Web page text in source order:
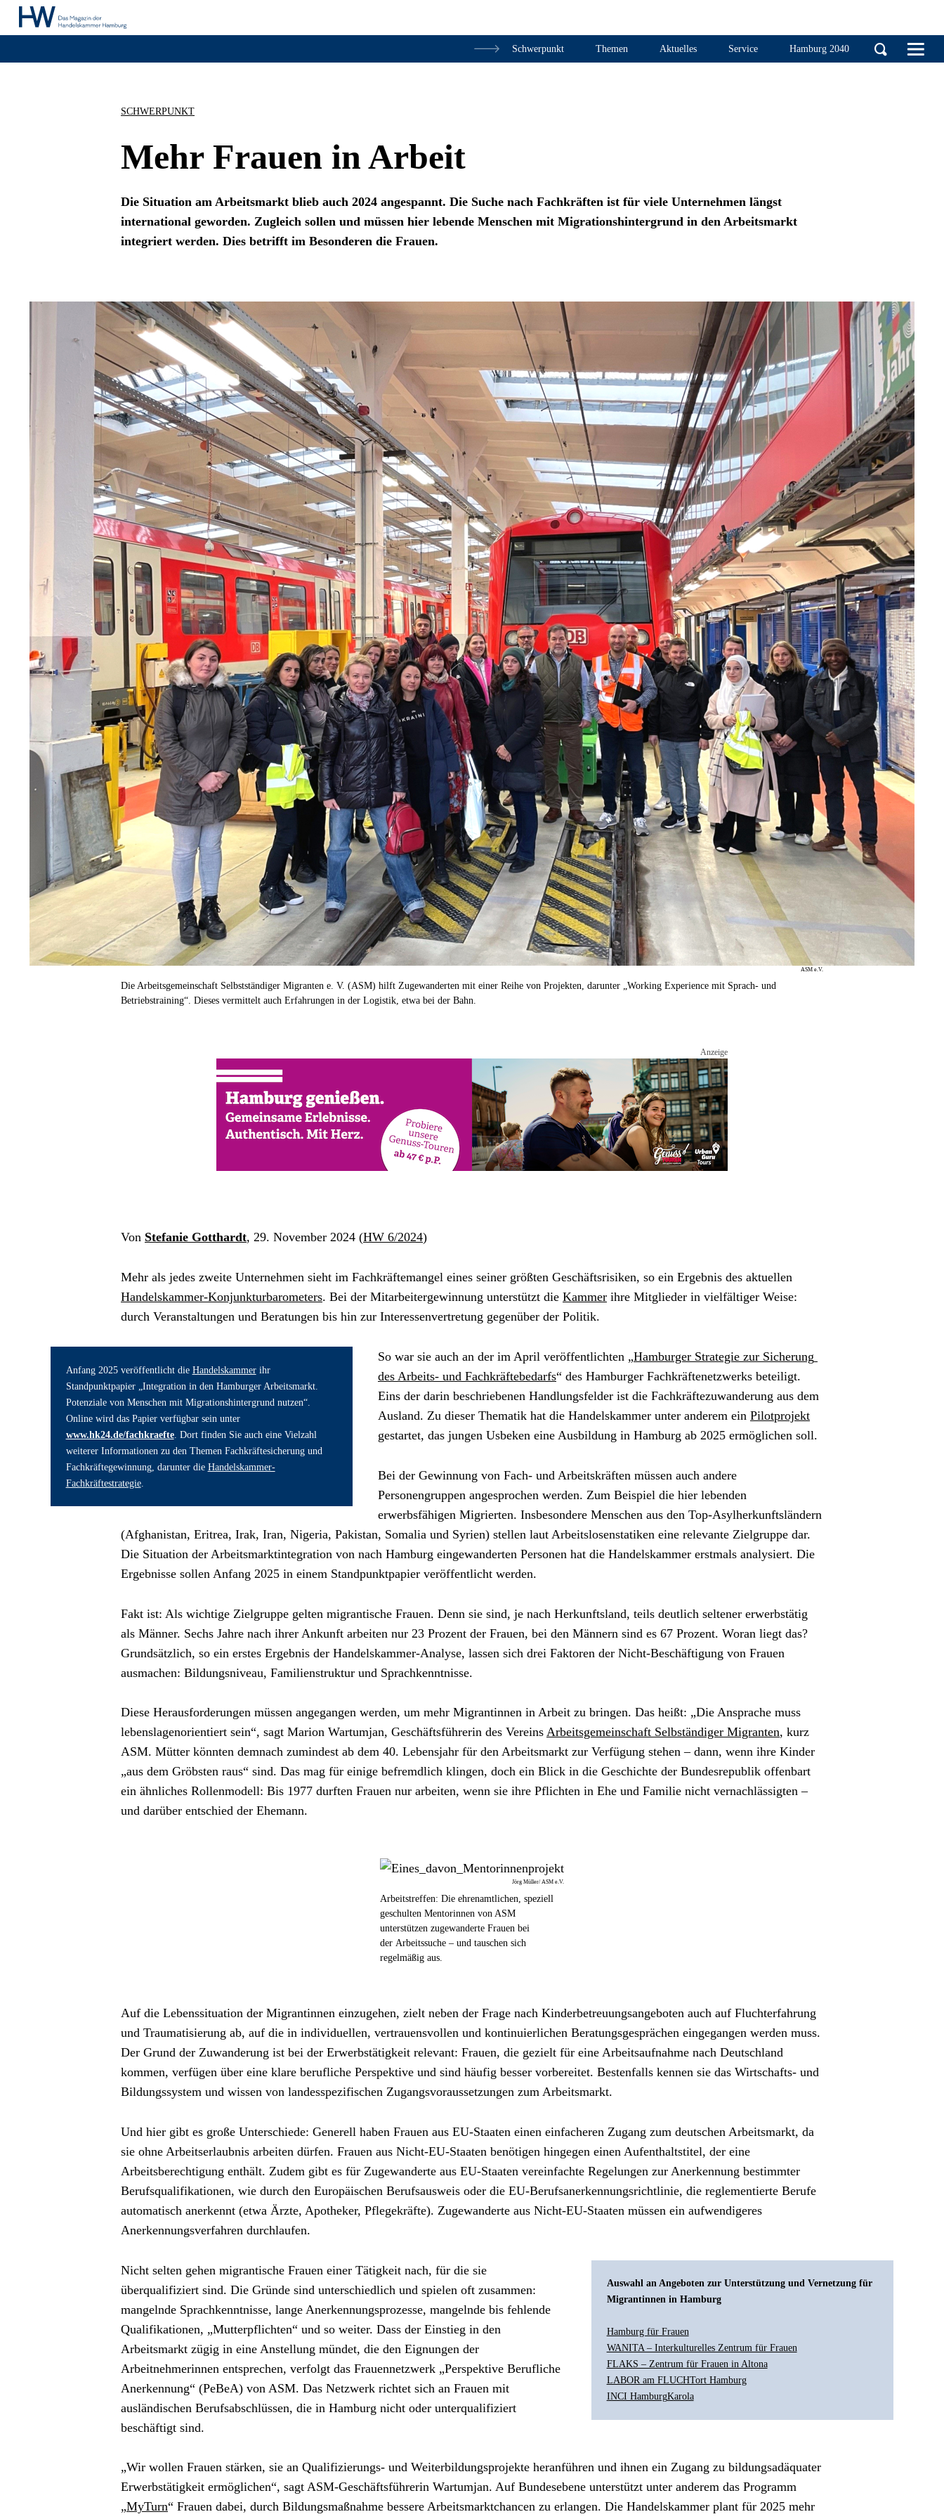
Handelskammer
Schwerpunkt Themen Aktuelles Service Hamburg 2040
SCHWERPUNKT
Mehr Frauen in Arbeit
Die Situation am Arbeitsmarkt blieb auch 2024 angespannt. Die Suche nach Fachkräften ist für viele Unternehmen längst
international geworden. Zugleich sollen und müssen hier lebende Menschen mit Migrationshintergrund in den Arbeitsmarkt
integriert werden. Dies betrifft im Besonderen die Frauen.
ASM e.V.
Die Arbeitsgemeinschaft Selbstständiger Migranten e. V. (ASM) hilft Zugewanderten mit einer Reihe von Projekten, darunter „Working Experience mit Sprach- und
Betriebstraining“. Dieses vermittelt auch Erfahrungen in der Logistik, etwa bei der Bahn.
Von Stefanie Gotthardt, 29. November 2024 (HW 6/2024)
Handelskammer-Konjunkturbarometers. Bei der Mitarbeitergewinnung unterstützt die Kammer ihre Mitglieder in vielfältiger Weise:
durch Veranstaltungen und Beratungen bis hin zur Interessenvertretung gegenüber der Politik.
Anfang 2025 veröffentlicht die Handelskammer ihr
Standpunktpapier „Integration in den Hamburger Arbeitsmarkt.
Potenziale von Menschen mit Migrationshintergrund nutzen“.
Online wird das Papier verfügbar sein unter
www.hk24.de/fachkraefte. Dort finden Sie auch eine Vielzahl
weiterer Informationen zu den Themen Fachkräftesicherung und
Fachkräftegewinnung, darunter die Handelskammer-
Fachkräftestrategie.
So war sie auch an der im April veröffentlichten „Hamburger Strategie zur Sicherung
des Arbeits- und Fachkräftebedarfs“ des Hamburger Fachkräftenetzwerks beteiligt.
Eins der darin beschriebenen Handlungsfelder ist die Fachkräftezuwanderung aus dem
Ausland. Zu dieser Thematik hat die Handelskammer unter anderem ein Pilotprojekt
gestartet, das jungen Usbeken eine Ausbildung in Hamburg ab 2025 ermöglichen soll.
Bei der Gewinnung von Fach- und Arbeitskräften müssen auch andere
Personengruppen angesprochen werden. Zum Beispiel die hier lebenden
erwerbsfähigen Migrierten. Insbesondere Menschen aus den Top-Asylherkunftsländern
(Afghanistan, Eritrea, Irak, Iran, Nigeria, Pakistan, Somalia und Syrien) stellen laut Arbeitslosenstatiken eine relevante Zielgruppe dar.
Die Situation der Arbeitsmarktintegration von nach Hamburg eingewanderten Personen hat die Handelskammer erstmals analysiert. Die
Ergebnisse sollen Anfang 2025 in einem Standpunktpapier veröffentlicht werden.
Fakt ist: Als wichtige Zielgruppe gelten migrantische Frauen. Denn sie sind, je nach Herkunftsland, teils deutlich seltener erwerbstätig
als Männer. Sechs Jahre nach ihrer Ankunft arbeiten nur 23 Prozent der Frauen, bei den Männern sind es 67 Prozent. Woran liegt das?
Grundsätzlich, so ein erstes Ergebnis der Handelskammer-Analyse, lassen sich drei Faktoren der Nicht-Beschäftigung von Frauen
ausmachen: Bildungsniveau, Familienstruktur und Sprachkenntnisse.
Diese Herausforderungen müssen angegangen werden, um mehr Migrantinnen in Arbeit zu bringen. Das heißt: „Die Ansprache muss
lebenslagenorientiert sein“, sagt Marion Wartumjan, Geschäftsführerin des Vereins Arbeitsgemeinschaft Selbständiger Migranten, kurz
ASM. Mütter könnten demnach zumindest ab dem 40. Lebensjahr für den Arbeitsmarkt zur Verfügung stehen – dann, wenn ihre Kinder
„aus dem Gröbsten raus“ sind. Das mag für einige befremdlich klingen, doch ein Blick in die Geschichte der Bundesrepublik offenbart
ein ähnliches Rollenmodell: Bis 1977 durften Frauen nur arbeiten, wenn sie ihre Pflichten in Ehe und Familie nicht vernachlässigten –
und darüber entschied der Ehemann.
Jörg Müller/ ASM e.V.
Arbeitstreffen: Die ehrenamtlichen, speziell
geschulten Mentorinnen von ASM
unterstützen zugewanderte Frauen bei
der Arbeitssuche – und tauschen sich
regelmäßig aus.
Auf die Lebenssituation der Migrantinnen einzugehen, zielt neben der Frage nach Kinderbetreuungsangeboten auch auf Fluchterfahrung
und Traumatisierung ab, auf die in individuellen, vertrauensvollen und kontinuierlichen Beratungsgesprächen eingegangen werden muss.
Der Grund der Zuwanderung ist bei der Erwerbstätigkeit relevant: Frauen, die gezielt für eine Arbeitsaufnahme nach Deutschland
kommen, verfügen über eine klare berufliche Perspektive und sind häufig besser vorbereitet. Bestenfalls kennen sie das Wirtschafts- und
Bildungssystem und wissen von landesspezifischen Zugangsvoraussetzungen zum Arbeitsmarkt.
Und hier gibt es große Unterschiede: Generell haben Frauen aus EU-Staaten einen einfacheren Zugang zum deutschen Arbeitsmarkt, da
sie ohne Arbeitserlaubnis arbeiten dürfen. Frauen aus Nicht-EU-Staaten benötigen hingegen einen Aufenthaltstitel, der eine
Arbeitsberechtigung enthält. Zudem gibt es für Zugewanderte aus EU-Staaten vereinfachte Regelungen zur Anerkennung bestimmter
Berufsqualifikationen, wie durch den Europäischen Berufsausweis oder die EU-Berufsanerkennungsrichtlinie, die reglementierte Berufe
automatisch anerkennt (etwa Ärzte, Apotheker, Pflegekräfte). Zugewanderte aus Nicht-EU-Staaten müssen ein aufwendigeres
Anerkennungsverfahren durchlaufen.
Auswahl an Angeboten zur Unterstützung und Vernetzung für
Migrantinnen in Hamburg
Hamburg für Frauen
WANITA – Interkulturelles Zentrum für Frauen
FLAKS – Zentrum für Frauen in Altona
LABOR am FLUCHTort Hamburg
INCI HamburgKarola
Nicht selten gehen migrantische Frauen einer Tätigkeit nach, für die sie
überqualifiziert sind. Die Gründe sind unterschiedlich und spielen oft zusammen:
mangelnde Sprachkenntnisse, lange Anerkennungsprozesse, mangelnde bis fehlende
Qualifikationen, „Mutterpflichten“ und so weiter. Dass der Einstieg in den
Arbeitsmarkt zügig in eine Anstellung mündet, die den Eignungen der
Arbeitnehmerinnen entsprechen, verfolgt das Frauennetzwerk „Perspektive Berufliche
Anerkennung“ (PeBeA) von ASM. Das Netzwerk richtet sich an Frauen mit
ausländischen Berufsabschlüssen, die in Hamburg nicht oder unterqualifiziert
beschäftigt sind.
„Wir wollen Frauen stärken, sie an Qualifizierungs- und Weiterbildungsprojekte heranführen und ihnen ein Zugang zu bildungsadäquater
Erwerbstätigkeit ermöglichen“, sagt ASM-Geschäftsführerin Wartumjan. Auf Bundesebene unterstützt unter anderem das Programm
„MyTurn“ Frauen dabei, durch Bildungsmaßnahme bessere Arbeitsmarktchancen zu erlangen. Die Handelskammer plant für 2025 mehr